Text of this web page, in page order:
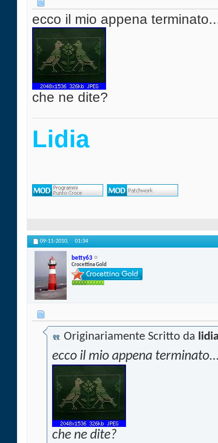
ecco il mio appena
che ne dite?
Lidia
09-11-2010, 01:34
betty63
Crocettina Gold
Originariamente Scritto da
ecco il mio appena
che ne dite?